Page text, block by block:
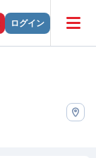
ログイン